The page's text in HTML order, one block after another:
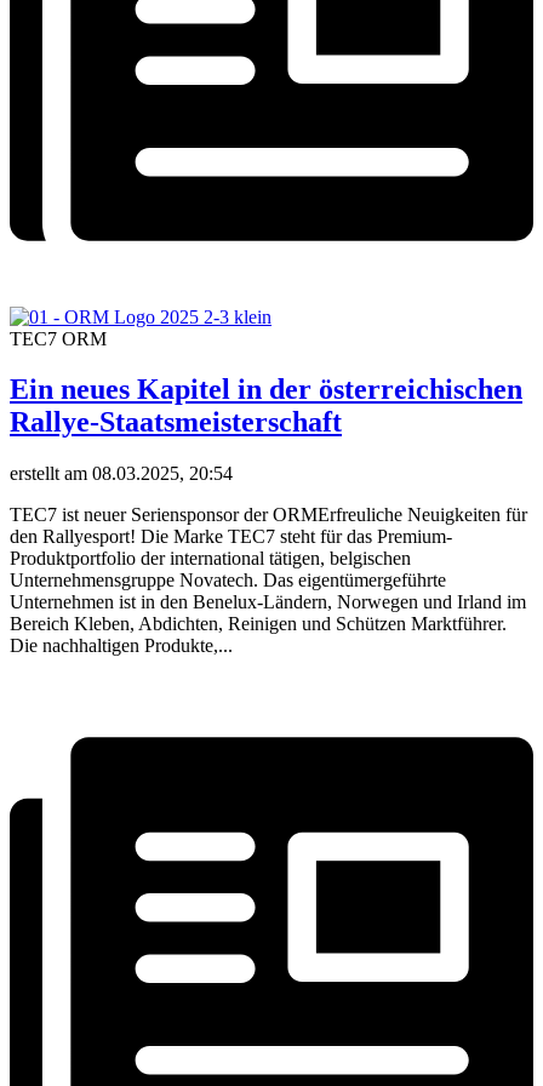
TEC7 ORM
Ein neues Kapitel in der österreichischen
Rallye-Staatsmeisterschaft
erstellt am 08.03.2025, 20:54
TEC7 ist neuer Seriensponsor der ORMErfreuliche Neuigkeiten für
den Rallyesport! Die Marke TEC7 steht für das Premium-
Produktportfolio der international tätigen, belgischen
Unternehmensgruppe Novatech. Das eigentümergeführte
Unternehmen ist in den Benelux-Ländern, Norwegen und Irland im
Bereich Kleben, Abdichten, Reinigen und Schützen Marktführer.
Die nachhaltigen Produkte,...